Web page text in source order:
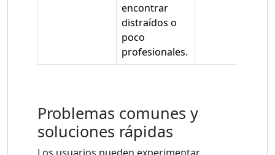
encontrar
distraídos o
poco
profesionales.
Problemas comunes y
soluciones rápidas